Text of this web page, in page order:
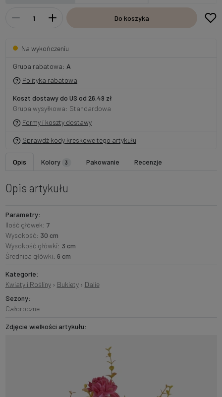
Do koszyka
Na wykończeniu
Grupa rabatowa: A
Polityka rabatowa
Koszt dostawy do US od 26,49 zł
Grupa wysyłkowa: Standardowa
Formy i koszty dostawy
Sprawdź kody kreskowe tego artykułu
Opis Kolory 3 Pakowanie Recenzje
Opis artykułu
Parametry:
Ilość główek: 7
Wysokość: 30 cm
Wysokość główki: 3 cm
Średnica główki: 6 cm
Kategorie:
Kwiaty i Rośliny› Bukiety› Dalie
Sezony:
Całoroczne
Zdjęcie wielkości artykułu: